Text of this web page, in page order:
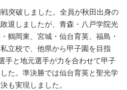
突破しました。全員が秋田出身の
退しましたが、青森・八戸学院光
鶴岡東、宮城・仙台育英、福島・
立校で、他県から甲子園を目指
手と地元選手が力を合わせて甲子
た。準決勝では仙台育英と聖光学
も実現しました。